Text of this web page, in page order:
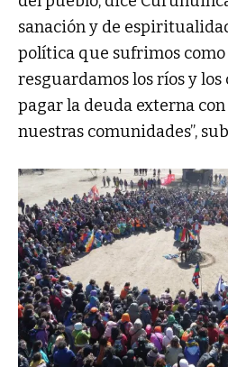
sanación y de
política que sufrimos
resguardamos los ríos y
pagar la deuda externa
nuestras comunidades”,